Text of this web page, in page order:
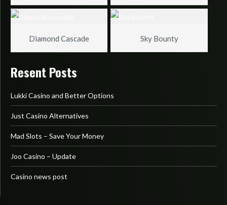
Diamond Cascade Sky Bounty
Resent Posts
Lukki Casino and Better Options
Just Casino Alternatives
Mad Slots – Save Your Money
Joo Casino – Update
Casino news post